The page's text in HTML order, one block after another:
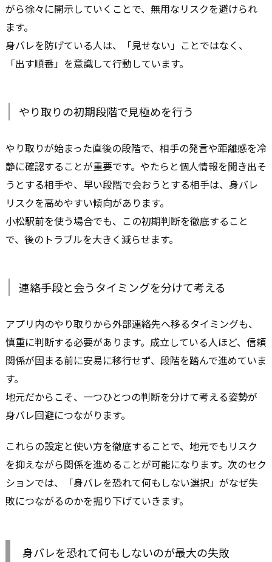
がら徐々に開示していくことで、無用なリスクを避けられ
ます。
身バレを防げている人は、「見せない」ことではなく、
「出す順番」を意識して行動しています。
やり取りの初期段階で見極めを行う
やり取りが始まった直後の段階で、相手の発言や距離感を冷
静に確認することが重要です。やたらと個人情報を聞き出そ
うとする相手や、早い段階で会おうとする相手は、身バレ
リスクを高めやすい傾向があります。
小松駅前を使う場合でも、この初期判断を徹底すること
で、後のトラブルを大きく減らせます。
連絡手段と会うタイミングを分けて考える
アプリ内のやり取りから外部連絡先へ移るタイミングも、
慎重に判断する必要があります。成立している人ほど、信頼
関係が固まる前に安易に移行せず、段階を踏んで進めていま
す。
地元だからこそ、一つひとつの判断を分けて考える姿勢が
身バレ回避につながります。
これらの設定と使い方を徹底することで、地元でもリスク
を抑えながら関係を進めることが可能になります。次のセク
ションでは、「身バレを恐れて何もしない選択」がなぜ失
敗につながるのかを掘り下げていきます。
身バレを恐れて何もしないのが最大の失敗